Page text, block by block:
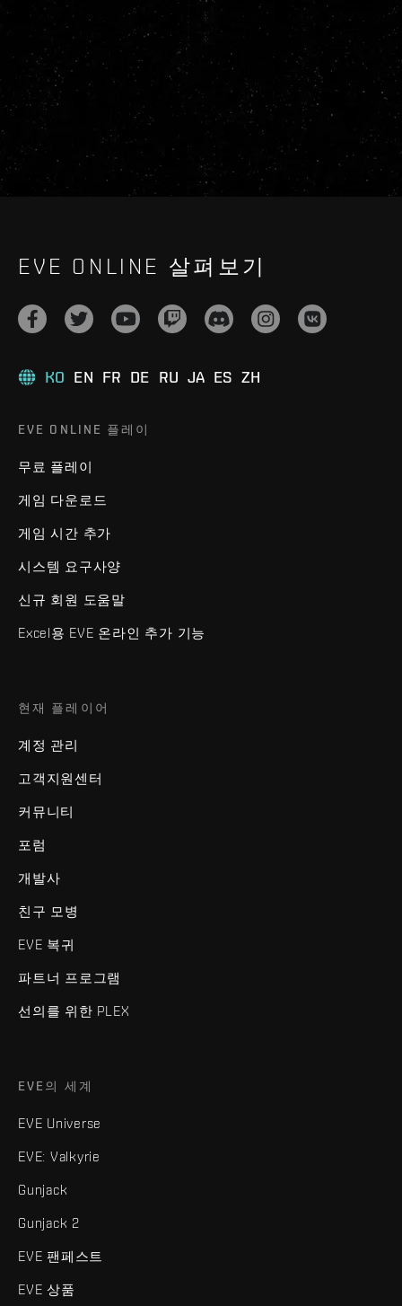
EVE ONLINE 살펴보기
KO EN FR DE RU JA ES ZH
EVE ONLINE 플레이
무료 플레이
게임 다운로드
게임 시간 추가
시스템 요구사양
신규 회원 도움말
Excel용 EVE 온라인 추가 기능
현재 플레이어
계정 관리
고객지원센터
커뮤니티
포럼
개발사
친구 모병
EVE 복귀
파트너 프로그램
선의를 위한 PLEX
EVE의 세계
EVE Universe
EVE: Valkyrie
Gunjack
Gunjack 2
EVE 팬페스트
EVE 상품